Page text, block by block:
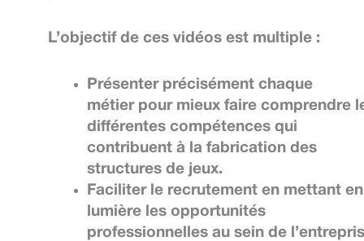
L’objectif de ces vidéos est multiple :
Présenter précisément chaque
métierpour mieux faire comprendre
différentes compétences qui
contribuent à la fabrication des
structures de jeux.
Faciliter le recrutement en mettant en
lumière les opportunités
professionnelles au sein de